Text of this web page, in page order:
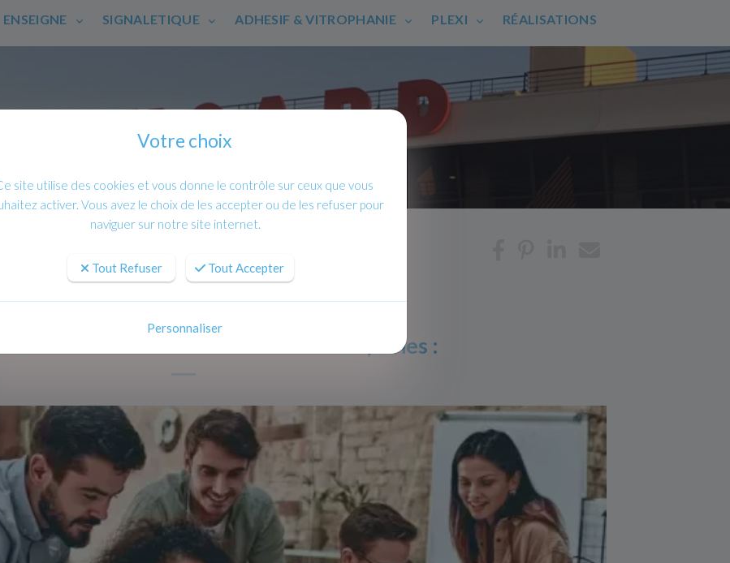
ENSEIGNE SIGNALETIQUE ADHESIF & VITROPHANIE PLEXI RÉALISATIONS
matériaux et résistance aux intempéries :
Votre choix
site utilise des cookies et vous donne le contrôle sur ceux que vous
activer. Vous avez le choix de les accepter ou de les refuser pour
naviguer sur notre site internet.
Tout Refuser Tout Accepter
Personnaliser